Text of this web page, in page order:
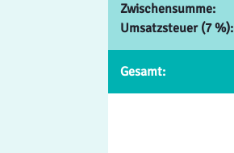
Zwischensumme:
Umsatzsteuer (7 %):
Gesamt: